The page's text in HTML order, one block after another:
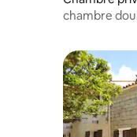
chambre